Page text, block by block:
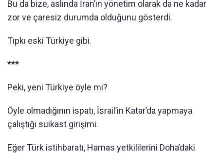
Bu da bize, aslında İran’ın yönetim olarak da ne kadar
zor ve çaresiz durumda olduğunu gösterdi.
Tıpkı eski Türkiye gibi.
***
Peki, yeni Türkiye öyle mi?
Öyle olmadığının ispatı, İsrail’in Katar’da yapmaya
çalıştığı suikast girişimi.
Eğer Türk istihbaratı, Hamas yetkililerini Doha’daki